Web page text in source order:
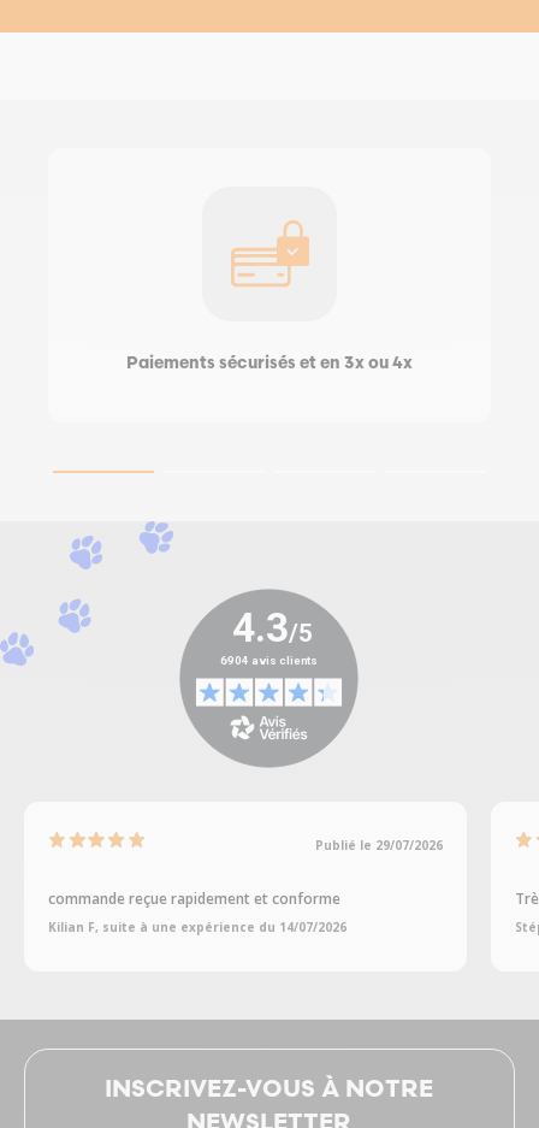
Paiements sécurisés et en 3x ou 4x
Publié le 29/07/2026
commande reçue rapidement et conforme
Kilian F, suite à une expérience du 14/07/2026
INSCRIVEZ-VOUS À NOTRE